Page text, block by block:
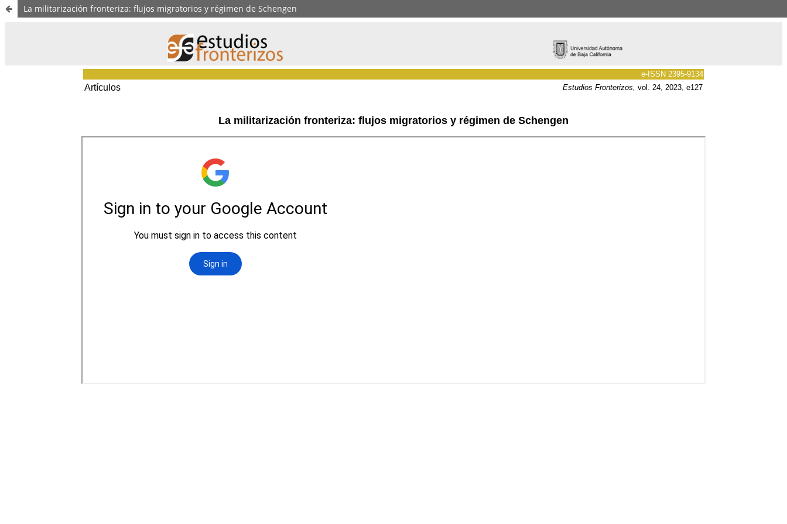
La militarización fronteriza: flujos migratorios y régimen de Schengen